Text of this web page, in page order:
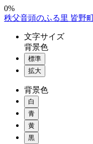
コ
ン
0%
秩父音頭のふる里 皆野
文字サイズ
背景色
標準
拡大
背景色
白
青
黄
黒